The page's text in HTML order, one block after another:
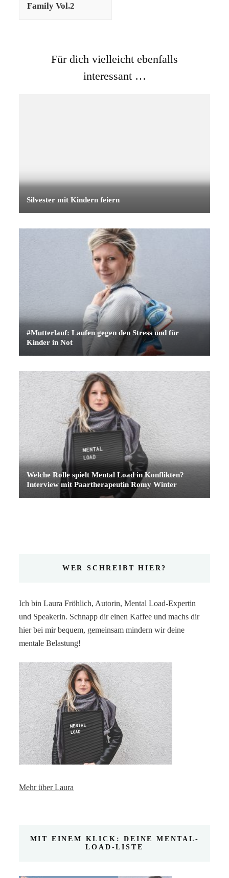
Family Vol.2
Für dich vielleicht ebenfalls
interessant …
Silvester mit Kindern feiern
#Mutterlauf: Laufen gegen den Stress und für
Kinder in Not
Welche Rolle spielt Mental Load in Konflikten?
Interview mit Paartherapeutin Romy Winter
WER SCHREIBT HIER?
Ich bin Laura Fröhlich, Autorin, Mental Load-Expertin
und Speakerin. Schnapp dir einen Kaffee und machs dir
hier bei mir bequem, gemeinsam mindern wir deine
mentale Belastung!
Mehr über Laura
MIT EINEM KLICK: DEINE MENTAL-
LOAD-LISTE